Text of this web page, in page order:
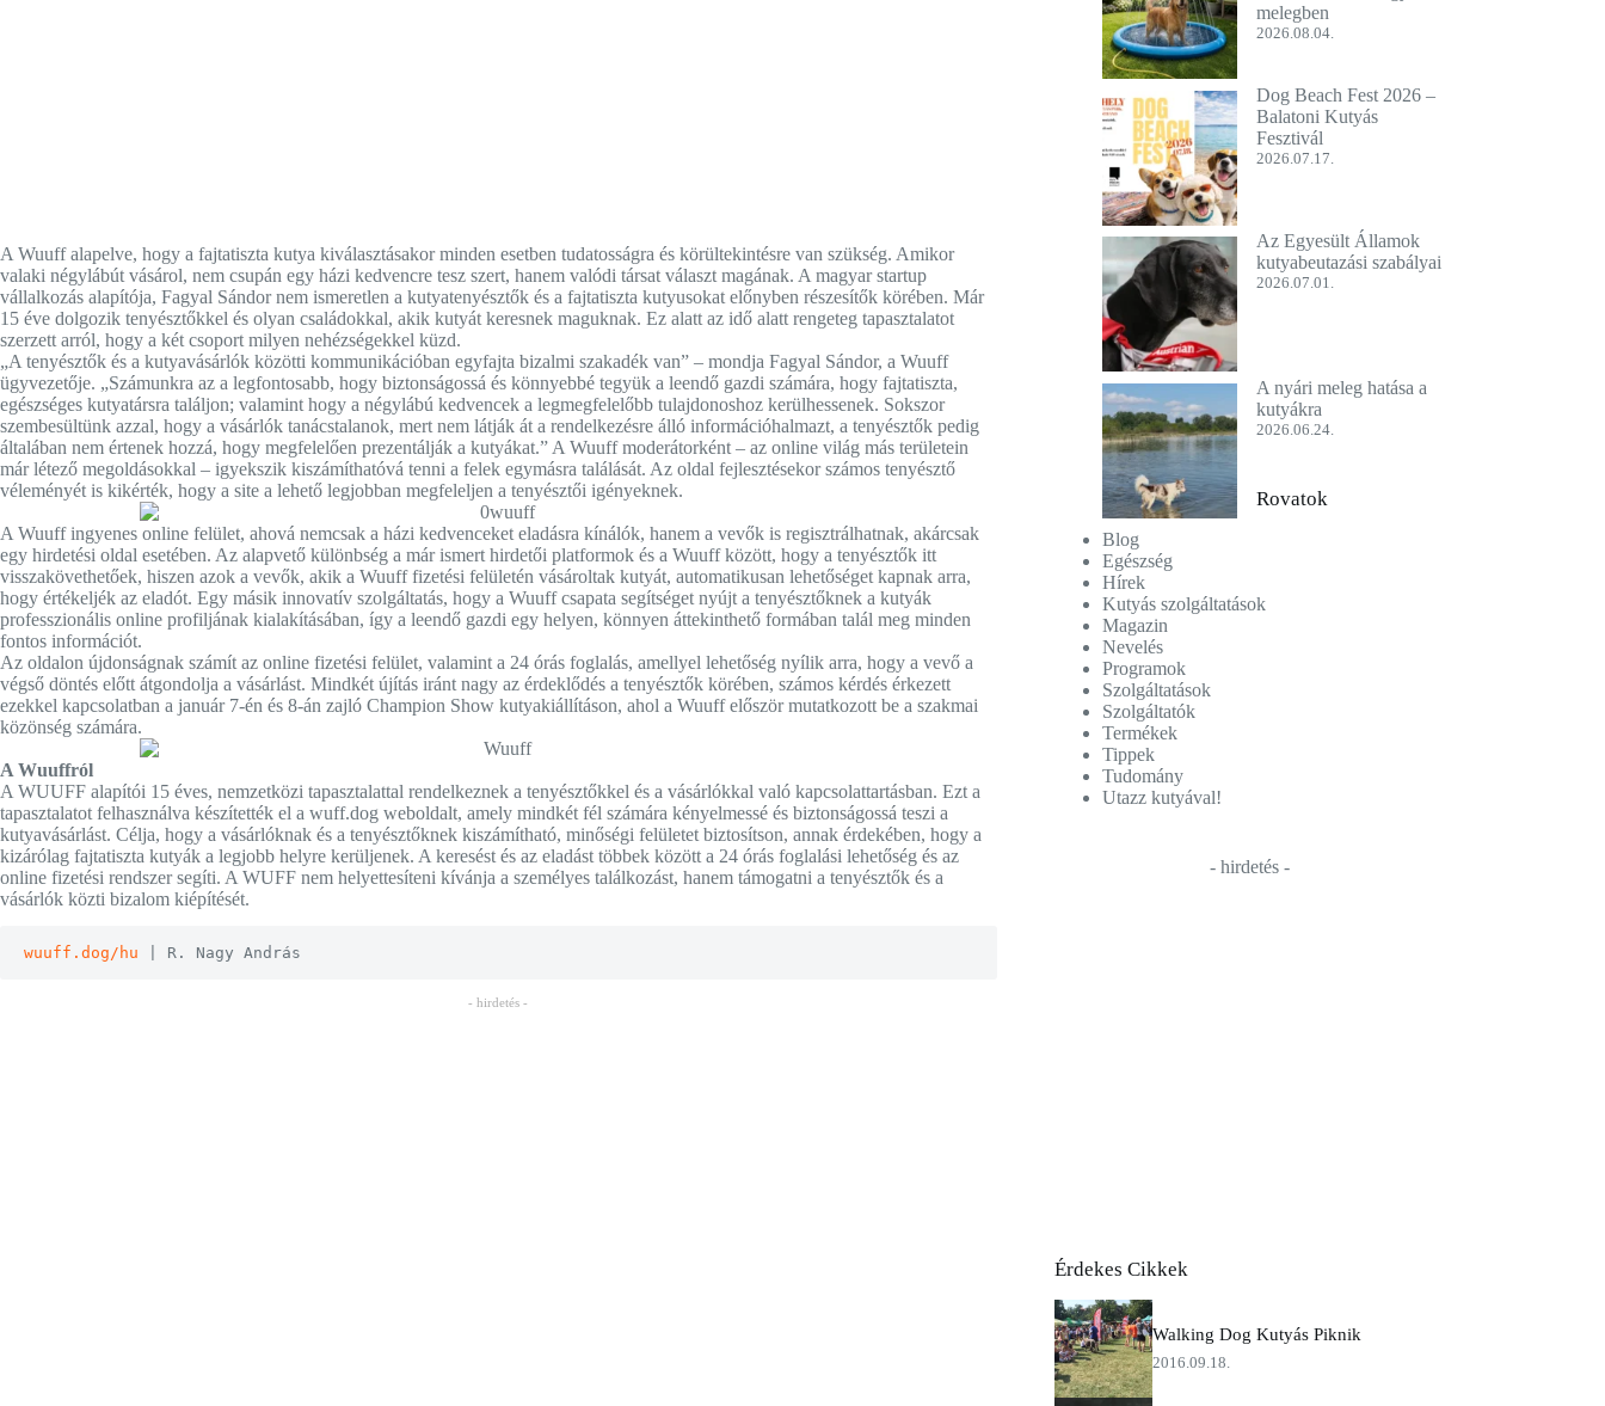
A Wuuff alapelve, hogy a fajtatiszta kutya kiválasztásakor minden esetben tudatosságra és körültekintésre van szükség. Amikor
valaki négylábút vásárol, nem csupán egy házi kedvencre tesz szert, hanem valódi társat választ magának. A magyar startup
vállalkozás alapítója, Fagyal Sándor nem ismeretlen a kutyatenyésztők és a fajtatiszta kutyusokat előnyben részesítők körében. Már
15 éve dolgozik tenyésztőkkel és olyan családokkal, akik kutyát keresnek maguknak. Ez alatt az idő alatt rengeteg tapasztalatot
szerzett arról, hogy a két csoport milyen nehézségekkel küzd.
„A tenyésztők és a kutyavásárlók közötti kommunikációban egyfajta bizalmi szakadék van” – mondja Fagyal Sándor, a Wuuff
ügyvezetője. „Számunkra az a legfontosabb, hogy biztonságossá és könnyebbé tegyük a leendő gazdi számára, hogy fajtatiszta,
egészséges kutyatársra találjon; valamint hogy a négylábú kedvencek a legmegfelelőbb tulajdonoshoz kerülhessenek. Sokszor
szembesültünk azzal, hogy a vásárlók tanácstalanok, mert nem látják át a rendelkezésre álló információhalmazt, a tenyésztők pedig
általában nem értenek hozzá, hogy megfelelően prezentálják a kutyákat.” A Wuuff moderátorként – az online világ más területein
már létező megoldásokkal – igyekszik kiszámíthatóvá tenni a felek egymásra találását. Az oldal fejlesztésekor számos tenyésztő
véleményét is kikérték, hogy a site a lehető legjobban megfeleljen a tenyésztői igényeknek.
A Wuuff ingyenes online felület, ahová nemcsak a házi kedvenceket eladásra kínálók, hanem a vevők is regisztrálhatnak, akárcsak
egy hirdetési oldal esetében. Az alapvető különbség a már ismert hirdetői platformok és a Wuuff között, hogy a tenyésztők itt
visszakövethetőek, hiszen azok a vevők, akik a Wuuff fizetési felületén vásároltak kutyát, automatikusan lehetőséget kapnak arra,
hogy értékeljék az eladót. Egy másik innovatív szolgáltatás, hogy a Wuuff csapata segítséget nyújt a tenyésztőknek a kutyák
professzionális online profiljának kialakításában, így a leendő gazdi egy helyen, könnyen áttekinthető formában talál meg minden
fontos információt.
Az oldalon újdonságnak számít az online fizetési felület, valamint a 24 órás foglalás, amellyel lehetőség nyílik arra, hogy a vevő a
végső döntés előtt átgondolja a vásárlást. Mindkét újítás iránt nagy az érdeklődés a tenyésztők körében, számos kérdés érkezett
ezekkel kapcsolatban a január 7-én és 8-án zajló Champion Show kutyakiállításon, ahol a Wuuff először mutatkozott be a szakmai
közönség számára.
A Wuuffról
A WUUFF alapítói 15 éves, nemzetközi tapasztalattal rendelkeznek a tenyésztőkkel és a vásárlókkal való kapcsolattartásban. Ezt a
tapasztalatot felhasználva készítették el a wuff.dog weboldalt, amely mindkét fél számára kényelmessé és biztonságossá teszi a
kutyavásárlást. Célja, hogy a vásárlóknak és a tenyésztőknek kiszámítható, minőségi felületet biztosítson, annak érdekében, hogy a
kizárólag fajtatiszta kutyák a legjobb helyre kerüljenek. A keresést és az eladást többek között a 24 órás foglalási lehetőség és az
online fizetési rendszer segíti. A WUFF nem helyettesíteni kívánja a személyes találkozást, hanem támogatni a tenyésztők és a
vásárlók közti bizalom kiépítését.
wuuff.dog/hu | R. Nagy András
- hirdetés -
melegben
2026.08.04.
Dog Beach Fest 2026 –
Balatoni Kutyás
Fesztivál
2026.07.17.
Az Egyesült Államok
kutyabeutazási szabályai
2026.07.01.
A nyári meleg hatása a
kutyákra
2026.06.24.
Rovatok
Blog
Egészség
Hírek
Kutyás szolgáltatások
Magazin
Nevelés
Programok
Szolgáltatások
Szolgáltatók
Termékek
Tippek
Tudomány
Utazz kutyával!
- hirdetés -
Érdekes Cikkek
Walking Dog Kutyás Piknik
2016.09.18.